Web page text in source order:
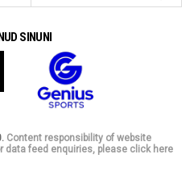
SINUNI
Content responsibility of website
data feed enquiries, please click here